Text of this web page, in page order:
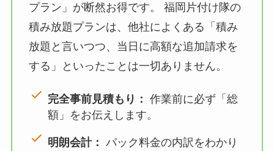
プラン」が断然お得です。 福岡片付け隊の
積み放題プランは、他社によくある「積み
放題と言いつつ、当日に高額な追加請求を
する」といったことは一切ありません。
完全事前見積もり： 作業前に必ず「総
額」をお伝えします。
明朗会計： パック料金の内訳をわかり